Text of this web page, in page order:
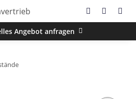
Angebot anfragen